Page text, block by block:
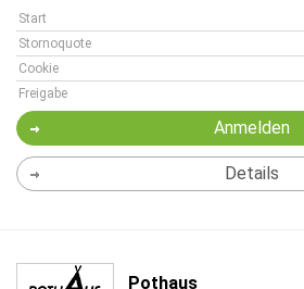
Start
Stornoquote
Cookie
Freigabe
Anmelden
Details
Pothaus